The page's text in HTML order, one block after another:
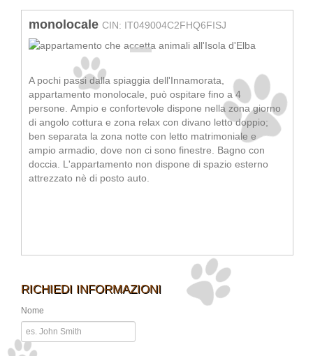
monolocale CIN: IT049004C2FHQ6FISJ
A pochi passi dalla spiaggia dell'Innamorata,
appartamento monolocale, può ospitare fino a 4
persone. Ampio e confortevole dispone nella zona giorno
di angolo cottura e zona relax con divano letto doppio;
ben separata la zona notte con letto matrimoniale e
ampio armadio, dove non ci sono finestre. Bagno con
doccia. L'appartamento non dispone di spazio esterno
attrezzato nè di posto auto.
RICHIEDI INFORMAZIONI
Nome